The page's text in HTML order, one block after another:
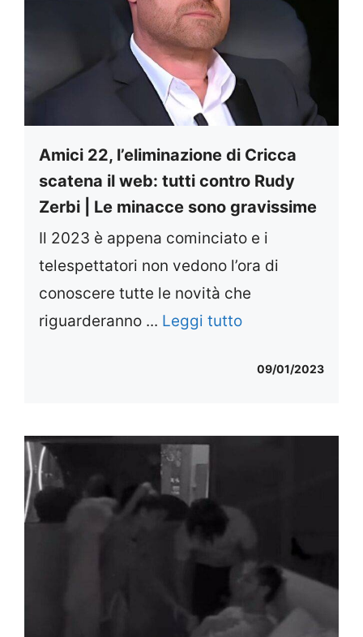
Amici 22, l’eliminazione di Cricca
scatena il web: tutti contro Rudy
Zerbi | Le minacce sono gravissime
Il 2023 è appena cominciato e i
telespettatori non vedono l’ora di
conoscere tutte le novità che
riguarderanno ... Leggi tutto
09/01/2023